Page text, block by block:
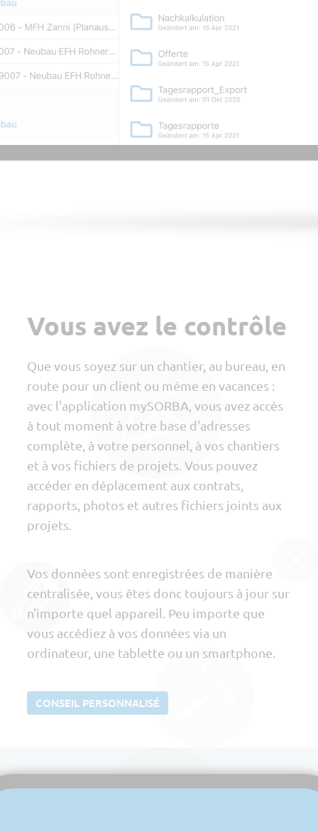
Vous avez le contrôle
Que vous soyez sur un chantier, au bureau, en
route pour un client ou même en vacances :
avec l'application mySORBA, vous avez accès
à tout moment à votre base d'adresses
complète, à votre personnel, à vos chantiers
et à vos fichiers de projets. Vous pouvez
accéder en déplacement aux contrats,
rapports, photos et autres fichiers joints aux
projets.
Vos données sont enregistrées de manière
centralisée, vous êtes donc toujours à jour sur
n'importe quel appareil. Peu importe que
vous accédiez à vos données via un
ordinateur, une tablette ou un smartphone.
CONSEIL PERSONNALISÉ